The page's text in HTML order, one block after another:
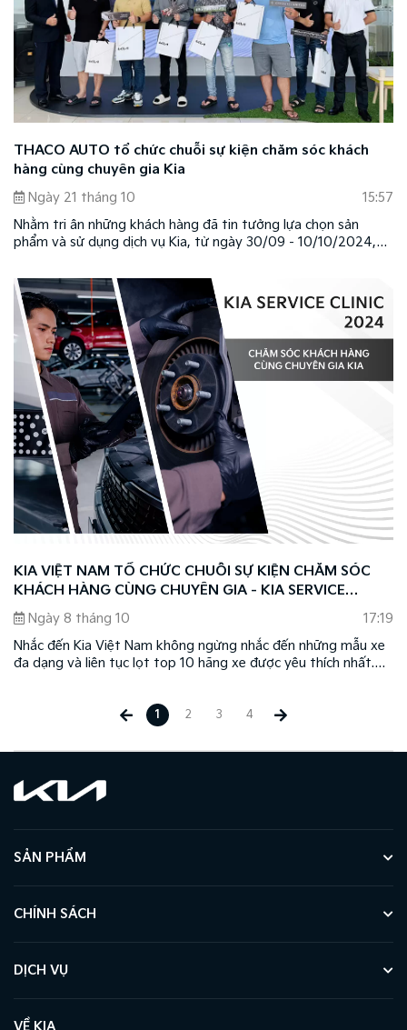
THACO AUTO tổ chức chuỗi sự kiện chăm sóc khách
hàng cùng chuyên gia Kia
Ngày 21 tháng 10
15:57
Nhằm tri ân những khách hàng đã tin tưởng lựa chọn sản
phẩm và sử dụng dịch vụ Kia, từ ngày 30/09 - 10/10/2024,
khách hàng cùng chuyên gia Kia (Kia Service Clinic), tạo điều
kiện để khách hàng được kiểm tra và tư vấn xe miễn phí với
nhiều ưu đãi và quà tặng hấp dẫn.
KIA VIỆT NAM TỔ CHỨC CHUỖI SỰ KIỆN CHĂM SÓC
KHÁCH HÀNG CÙNG CHUYÊN GIA - KIA SERVICE
CLINIC 2024
Ngày 8 tháng 10
17:19
Nhắc đến Kia Việt Nam không ngừng nhắc đến những mẫu xe
đa dạng và liên tục lọt top 10 hãng xe được yêu thích nhất.
1 2 3 4
SẢN PHẨM
CHÍNH SÁCH
DỊCH VỤ